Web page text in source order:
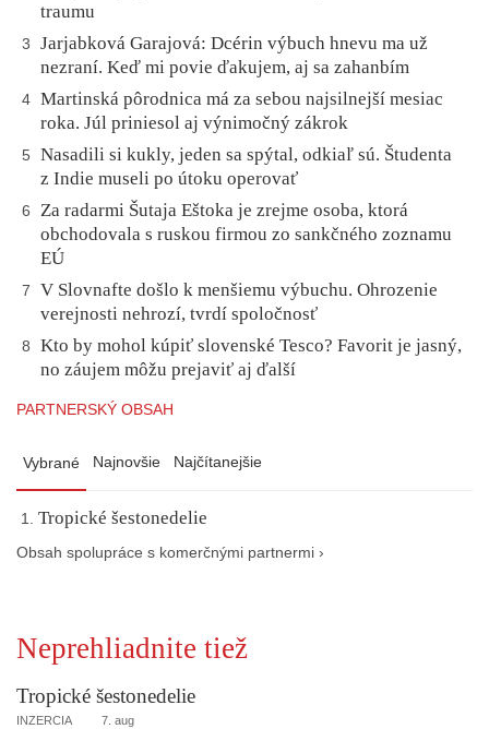
traumu
3
Jarjabková Garajová: Dcérin výbuch hnevu ma už
nezraní. Keď mi povie ďakujem, aj sa zahanbím
4 Martinská pôrodnica má za sebou najsilnejší mesiac
roka. Júl priniesol aj výnimočný zákrok
5
Nasadili si kukly, jeden sa spýtal, odkiaľ sú. Študenta
z Indie museli po útoku operovať
6
Za radarmi Šutaja Eštoka je zrejme osoba, ktorá
obchodovala s ruskou firmou zo sankčného zoznamu
EÚ
7
V Slovnafte došlo k menšiemu výbuchu. Ohrozenie
verejnosti nehrozí, tvrdí spoločnosť
8
Kto by mohol kúpiť slovenské Tesco? Favorit je jasný,
no záujem môžu prejaviť aj ďalší
PARTNERSKÝ OBSAH
Vybrané Najnovšie Najčítanejšie
Tropické šestonedelie
Obsah spolupráce s komerčnými partnermi ›
Neprehliadnite tiež
Tropické šestonedelie
INZERCIA 7. aug